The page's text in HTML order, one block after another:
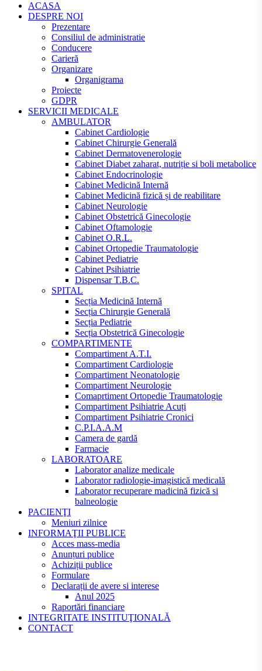
ACASA
DESPRE NOI
Prezentare
Consiliul de administratie
Conducere
Carieră
Organizare
Organigrama
Proiecte
GDPR
SERVICII MEDICALE
AMBULATOR
Cabinet Cardiologie
Cabinet Chirurgie Generală
Cabinet Dermatovenerologie
Cabinet Diabet zaharat, nutriție si boli metabolice
Cabinet Endocrinologie
Cabinet Medicină Internă
Cabinet Medicină fizică și de reabilitare
Cabinet Neurologie
Cabinet Obstetrică Ginecologie
Cabinet Oftamologie
Cabinet O.R.L.
Cabinet Ortopedie Traumatologie
Cabinet Pediatrie
Cabinet Psihiatrie
Dispensar T.B.C.
SPITAL
Secția Medicină Internă
Secția Chirurgie Generală
Secția Pediatrie
Secția Obstetrică Ginecologie
COMPARTIMENTE
Compartiment A.T.I.
Compartiment Cardiologie
Compartiment Neonatologie
Compartiment Neurologie
Comaprtiment Ortopedie Traumatologie
Compartiment Psihiatrie Acuți
Compartiment Psihiatrie Cronici
C.P.I.A.A.M
Camera de gardă
Farmacie
LABORATOARE
Laborator analize medicale
Laborator radiologie-imagistică medicală
Laborator recuperare madicină fizică si
balneologie
PACIENŢI
Meniuri zilnice
INFORMAŢII PUBLICE
Acces mass-media
Anunțuri publice
Achiziții publice
Formulare
Declarații de avere si interese
Anul 2025
Raportări financiare
INTEGRITATE INSTITUŢIONALĂ
CONTACT